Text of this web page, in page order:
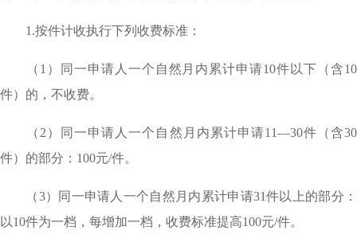
1.按件计收执行下列收费标准：
（ 1）同一申请人一个自然月内累计申请10件以下（含10
件）的，不收费。
（ 2）同一申请人一个自然月内累计申请11—30件（含30
件）的部分：100元/件。
（3）同一申请人一个自然月内累计申请31件以上的部分：
以10件为一档，每增加一档，收费标准提高100元/件。